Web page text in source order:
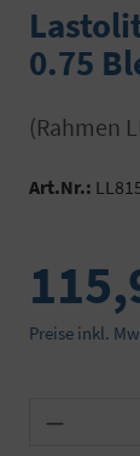
0.75
Art.Nr.:
Preise inkl.